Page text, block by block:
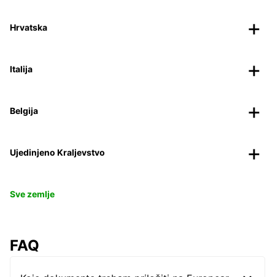
Hrvatska
Italija
Belgija
Ujedinjeno Kraljevstvo
Sve zemlje
FAQ